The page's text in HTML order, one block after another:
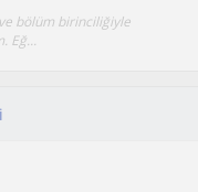
bölüm birinciliğiyle
Eğ...